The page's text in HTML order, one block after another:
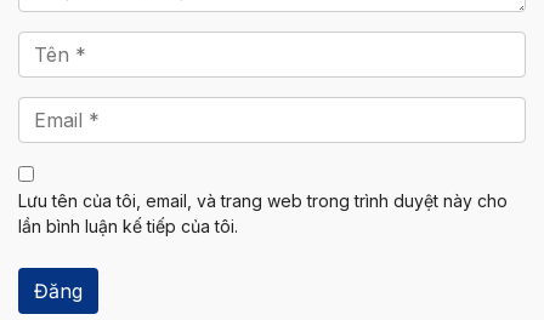
Lưu tên của tôi, email, và trang web trong trình duyệt này cho
lần bình luận kế tiếp của tôi.